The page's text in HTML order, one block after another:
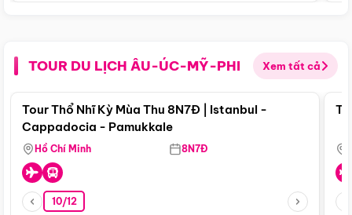
TOUR DU LỊCH ÂU-ÚC-MỸ-PHI Xem tất cả
Điểm nổi bật
Tour Thổ Nhĩ Kỳ Mùa Thu 8N7Đ | Istanbul -
Cappadocia - Pamukkale
Hồ Chí Minh 8N7Đ
10/12